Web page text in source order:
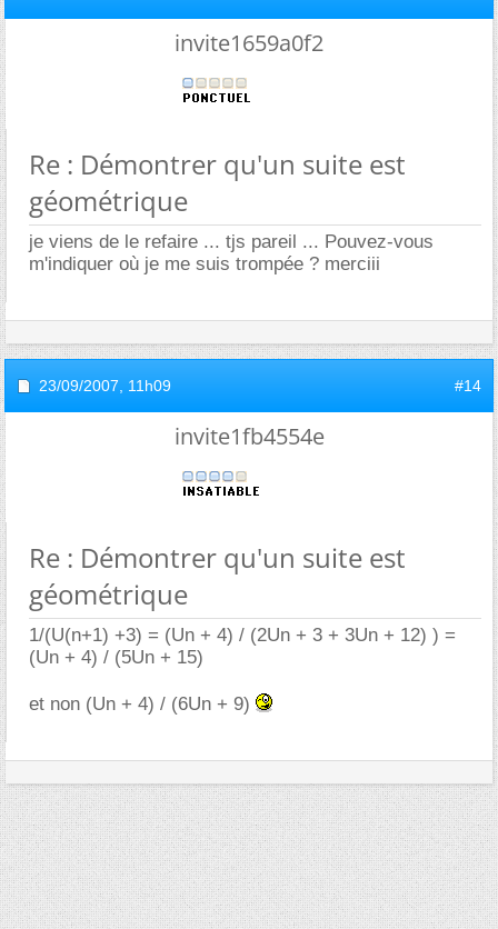
invite1659a0f2
Re : Démontrer qu'un suite est
géométrique
je viens de le refaire ... tjs pareil ... Pouvez-vous
m'indiquer où je me suis trompée ? merciii
23/09/2007, 11h09 #14
invite1fb4554e
Re : Démontrer qu'un suite est
géométrique
1/(U(n+1) +3) = (Un + 4) / (2Un + 3 + 3Un + 12) ) =
(Un + 4) / (5Un + 15)
et non (Un + 4) / (6Un + 9)